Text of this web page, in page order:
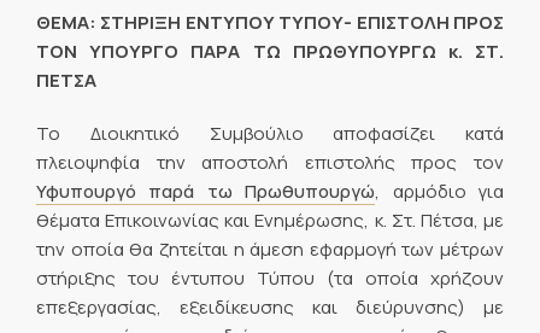
ΘΕΜΑ: ΣΤΗΡΙΞΗ ΕΝΤΥΠΟΥ ΤΥΠΟΥ- ΕΠΙΣΤΟΛΗ ΠΡΟΣ
ΤΟΝ ΥΠΟΥΡΓΟ ΠΑΡΑ ΤΩ ΠΡΩΘΥΠΟΥΡΓΩ κ. ΣΤ.
ΠΕΤΣΑ
Το Διοικητικό Συμβούλιο αποφασίζει κατά
πλειοψηφία την αποστολή επιστολής προς τον
Υφυπουργό παρά τω Πρωθυπουργώ, αρμόδιο για
θέματα Επικοινωνίας και Ενημέρωσης, κ. Στ. Πέτσα, με
την οποία θα ζητείται η άμεση εφαρμογή των μέτρων
στήριξης του έντυπου Τύπου (τα οποία χρήζουν
επεξεργασίας, εξειδίκευσης και διεύρυνσης) με